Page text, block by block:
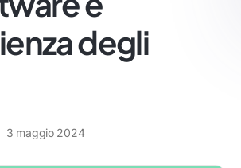
degli
3 maggio 2024